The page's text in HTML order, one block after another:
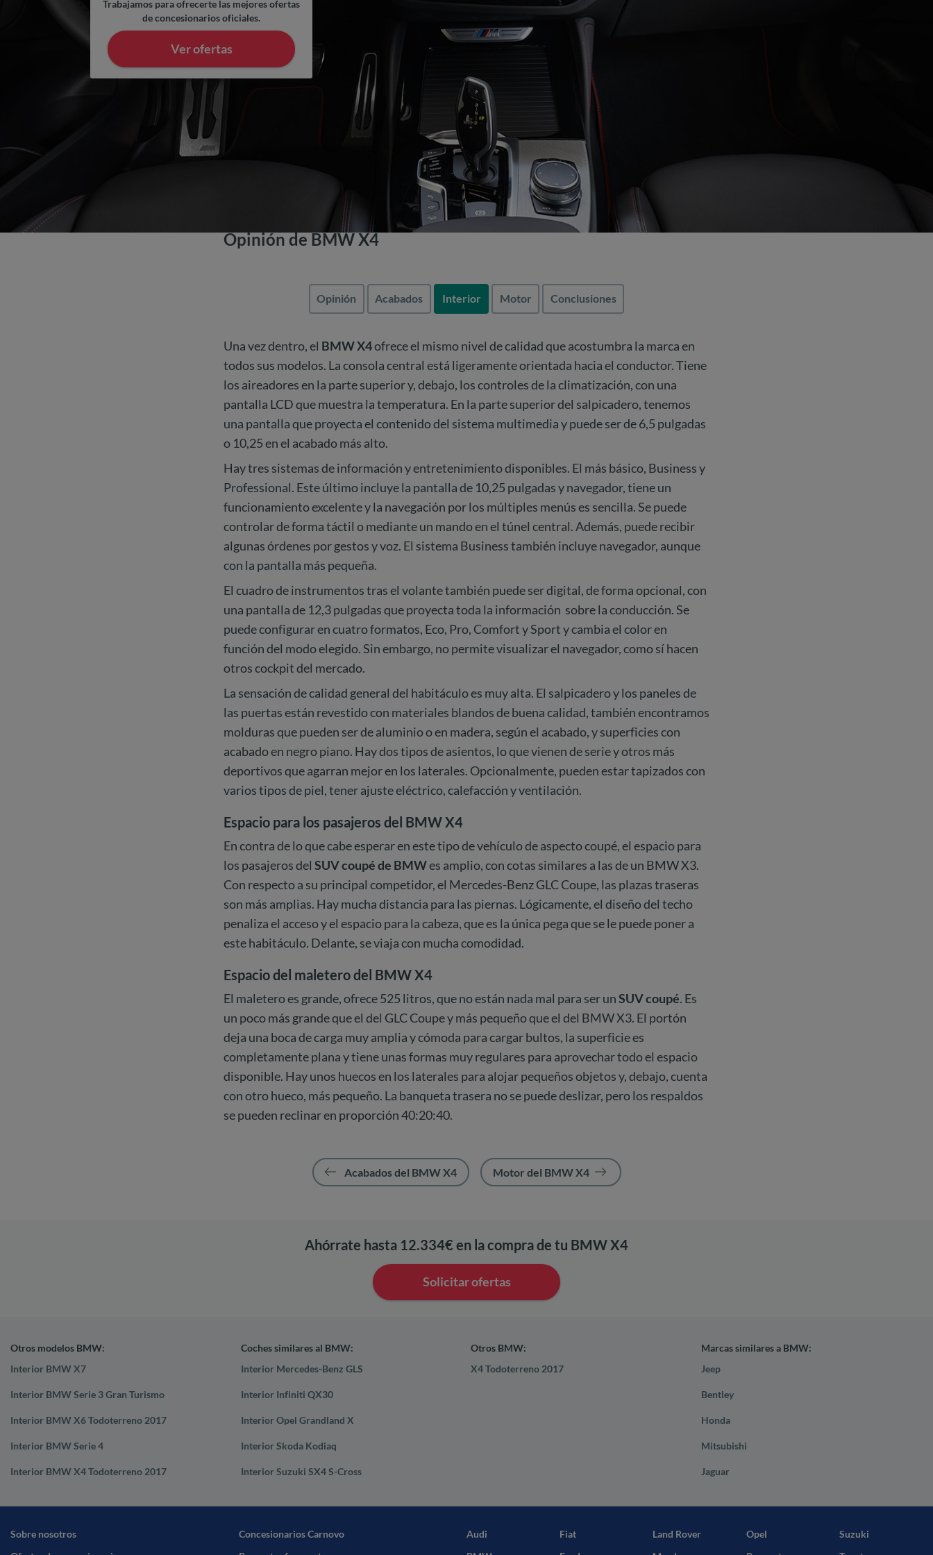
Trabajamos para ofrecerte las mejores ofertas
de concesionarios oficiales.
Ver ofertas
Opinión de BMW X4
Opinión Acabados Interior Motor Conclusiones
Una vez dentro, el BMW X4ofrece el mismo nivel de calidad que acostumbra la marca en
todos sus modelos. La consola central está ligeramente orientada hacia el conductor. Tiene
los aireadores en la parte superior y, debajo, los controles de la climatización, con una
pantalla LCD que muestra la temperatura. En la parte superior del salpicadero, tenemos
una pantalla que proyecta el contenido del sistema multimedia y puede ser de 6,5 pulgadas
o 10,25 en el acabado más alto.
Hay tres sistemas de información y entretenimiento disponibles. El más básico, Business y
Professional. Este último incluye la pantalla de 10,25 pulgadas y navegador, tiene un
funcionamiento excelente y la navegación por los múltiples menús es sencilla. Se puede
controlar de forma táctil o mediante un mando en el túnel central. Además, puede recibir
algunas órdenes por gestos y voz. El sistema Business también incluye navegador, aunque
con la pantalla más pequeña.
El cuadro de instrumentos tras el volante también puede ser digital, de forma opcional, con
una pantalla de 12,3 pulgadas que proyecta toda la información sobre la conducción. Se
puede configurar en cuatro formatos, Eco, Pro, Comfort y Sport y cambia el color en
función del modo elegido. Sin embargo, no permite visualizar el navegador, como sí hacen
otros cockpit del mercado.
La sensación de calidad general del habitáculo es muy alta. El salpicadero y los paneles de
las puertas están revestido con materiales blandos de buena calidad, también encontramos
molduras que pueden ser de aluminio o en madera, según el acabado, y superficies con
acabado en negro piano. Hay dos tipos de asientos, lo que vienen de serie y otros más
deportivos que agarran mejor en los laterales. Opcionalmente, pueden estar tapizados con
varios tipos de piel, tener ajuste eléctrico, calefacción y ventilación.
Espacio para los pasajeros del BMW X4
En contra de lo que cabe esperar en este tipo de vehículo de aspecto coupé, el espacio para
los pasajeros del SUV coupé de BMWes amplio, con cotas similares a las de un BMW X3.
Con respecto a su principal competidor, el Mercedes-Benz GLC Coupe, las plazas traseras
son más amplias. Hay mucha distancia para las piernas. Lógicamente, el diseño del techo
penaliza el acceso y el espacio para la cabeza, que es la única pega que se le puede poner a
este habitáculo. Delante, se viaja con mucha comodidad.
Espacio del maletero del BMW X4
El maletero es grande, ofrece 525 litros, que no están nada mal para ser unSUV coupé. Es
un poco más grande que el del GLC Coupe y más pequeño que el del BMW X3. El portón
deja una boca de carga muy amplia y cómoda para cargar bultos, la superficie es
completamente plana y tiene unas formas muy regulares para aprovechar todo el espacio
disponible. Hay unos huecos en los laterales para alojar pequeños objetos y, debajo, cuenta
con otro hueco, más pequeño. La banqueta trasera no se puede deslizar, pero los respaldos
se pueden reclinar en proporción 40:20:40.
Acabados del BMW X4 Motor del BMW X4
Ahórrate hasta 12.334€ en la compra de tu BMW X4
Solicitar ofertas
Otros modelos BMW:
Interior BMW X7
Interior BMW Serie 3 Gran Turismo
Interior BMW X6 Todoterreno 2017
Interior BMW Serie 4
Interior BMW X4 Todoterreno 2017
Coches similares al BMW:
Interior Mercedes-Benz GLS
Interior Infiniti QX30
Interior Opel Grandland X
Interior Skoda Kodiaq
Interior Suzuki SX4 S-Cross
Otros BMW:
X4 Todoterreno 2017
Marcas similares a BMW:
Jeep
Bentley
Honda
Mitsubishi
Jaguar
Sobre nosotros
Concesionarios Carnovo
Audi
Fiat
Land Rover
Opel
Suzuki